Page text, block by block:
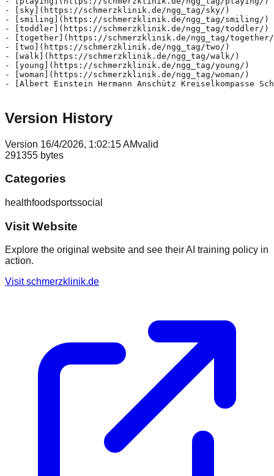
Version History
Version 16/4/2026, 1:02:15 AMvalid
291355 bytes
Categories
healthfoodsportssocial
Visit Website
Explore the original website and see their AI training policy in
action.
Visitschmerzklinik.de